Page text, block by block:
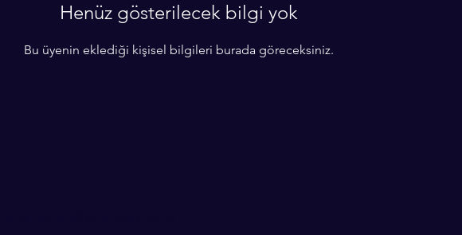
Henüz gösterilecek bilgi yok
Bu üyenin eklediği kişisel bilgileri burada göreceksiniz.